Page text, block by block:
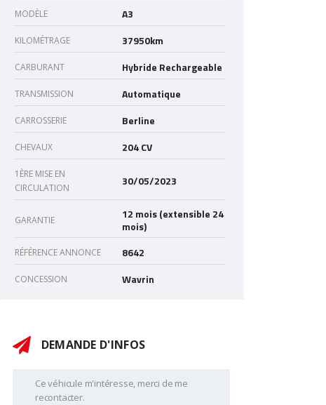
MODÈLE A3
KILOMÉTRAGE 37950km
CARBURANT Hybride Rechargeable
TRANSMISSION Automatique
CARROSSERIE Berline
CHEVAUX 204 CV
1ÈRE MISE EN
CIRCULATION
30/05/2023
GARANTIE
12 mois (extensible 24
mois)
RÉFÉRENCE ANNONCE 8642
CONCESSION Wavrin
DEMANDE D'INFOS